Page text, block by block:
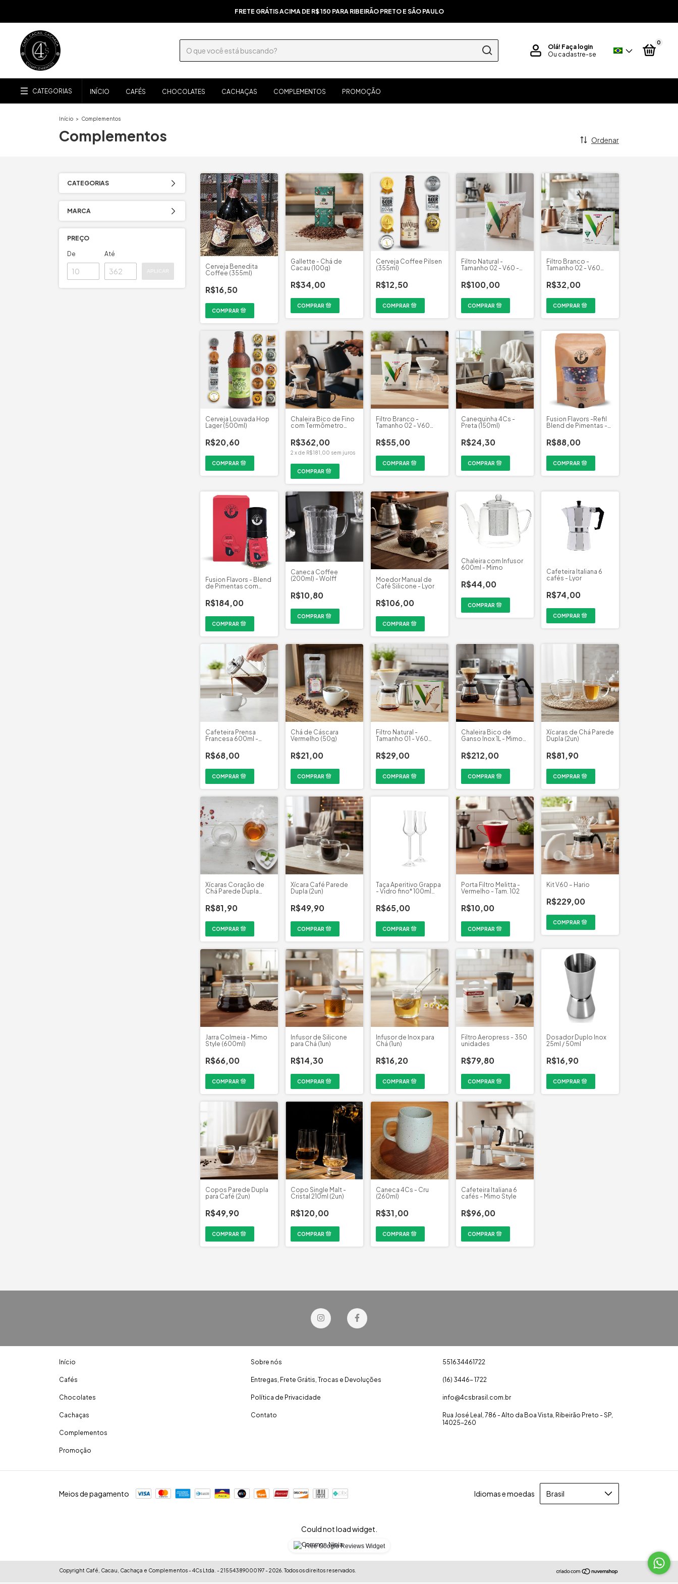
FRETE GRÁTIS ACIMA DE R$ 150 PARA RIBEIRÃO PRETO E SÃO PAULO
Olá! Faça login
Ou cadastre-se
0
CATEGORIAS INÍCIO CAFÉS CHOCOLATES CACHAÇAS COMPLEMENTOS PROMOÇÃO
Início > Complementos
Complementos Ordenar
CATEGORIAS
MARCA
PREÇO
De Até
Cerveja Benedita
Coffee (355ml)
R$16,50
Gallette - Chá de
Cacau (100g)
R$34,00
Cerveja Coffee Pilsen
(355ml)
R$12,50
Filtro Natural -
Tamanho 02 - V60 -
R$100,00
Filtro Branco -
Tamanho 02 - V60
R$32,00
Cerveja Louvada Hop
Lager (500ml)
R$20,60
Chaleira Bico de Fino
com Termômetro
R$362,00
2 xde R$181,00 sem juros
Filtro Branco -
Tamanho 02 - V60
R$55,00
Canequinha 4Cs -
Preta (150ml)
R$24,30
Fusion Flavors -Refil
Blend de Pimentas -
R$88,00
Fusion Flavors - Blend
de Pimentas com
R$184,00
Caneca Coffee
(200ml) - Wolff
R$10,80
Moedor Manual de
Café Silicone - Lyor
R$106,00
Chaleira com Infusor
600ml - Mimo
R$44,00
Cafeteira Italiana 6
cafés - Lyor
R$74,00
Cafeteira Prensa
Francesa 600ml -
R$68,00
Chá de Cáscara
Vermelho (50g)
R$21,00
Filtro Natural -
Tamanho 01 - V60
R$29,00
Chaleira Bico de
Ganso Inox 1L - Mimo
R$212,00
Xícaras de Chá Parede
Dupla (2un)
R$81,90
Xícaras Coração de
Chá Parede Dupla
R$81,90
Xícara Café Parede
Dupla (2un)
R$49,90
Taça Aperitivo Grappa
- Vidro fino* 100ml
R$65,00
Porta Filtro Melitta -
Vermelho - Tam. 102
R$10,00
Kit V60 – Hario
R$229,00
Jarra Colmeia - Mimo
Style (600ml)
R$66,00
Infusor de Silicone
para Chá (1un)
R$14,30
Infusor de Inox para
Chá (1un)
R$16,20
Filtro Aeropress - 350
unidades
R$79,80
Dosador Duplo Inox
25ml / 50ml
R$16,90
Copos Parede Dupla
para Café (2un)
R$49,90
Copo Single Malt -
Cristal 210ml (2un)
R$120,00
Caneca 4Cs - Cru
(260ml)
R$31,00
Cafeteira Italiana 6
cafés - Mimo Style
R$96,00
Início
Cafés
Chocolates
Cachaças
Complementos
Promoção
Sobre nós
Entregas, Frete Grátis, Trocas e Devoluções
Política de Privacidade
Contato
551634461722
(16) 3446- 1722
info@4csbrasil.com.br
Rua José Leal, 786 - Alto da Boa Vista, Ribeirão Preto - SP,
14025-260
Meios de pagamento Idiomas e moedas
Could not load widget.
Free Google Reviews Widget
Copyright Café, Cacau, Cachaça e Complementos - 4Cs Ltda. - 21554389000197 - 2026. Todos os direitos reservados.